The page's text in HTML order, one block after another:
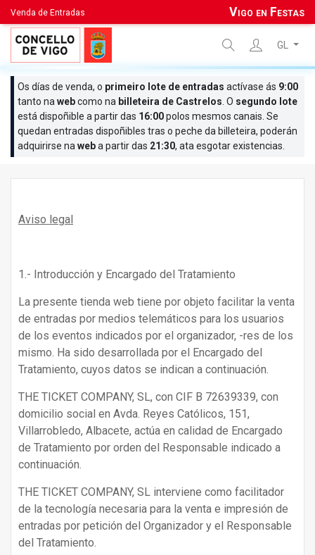
Venda de Entradas Vigo en Festas
¿Qué estás buscando?
GL
Os días de venda, o primeiro lote de entradas actívase ás 9:00
tanto na webcomo na billeteira de Castrelos . O segundo lote
está dispoñible a partir das 16:00polos mesmos canais. Se
quedan entradas dispoñibles tras o peche da billeteira, poderán
adquirirse na weba partir das 21:30, ata esgotar existencias.
Aviso legal
1.- Introducción y Encargado del Tratamiento
La presente tienda web tiene por objeto facilitar la venta
de entradas por medios telemáticos para los usuarios
de los eventos indicados por el organizador, -res de los
mismo. Ha sido desarrollada por el Encargado del
Tratamiento, cuyos datos se indican a continuación.
THE TICKET COMPANY, SL, con CIF B 72639339, con
domicilio social en Avda. Reyes Católicos, 151,
Villarrobledo, Albacete, actúa en calidad de Encargado
de Tratamiento por orden del Responsable indicado a
continuación.
THE TICKET COMPANY, SL interviene como facilitador
de la tecnología necesaria para la venta e impresión de
entradas por petición del Organizador y el Responsable
del Tratamiento.